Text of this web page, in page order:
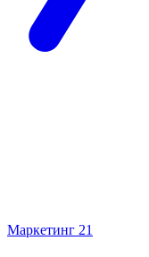
Маркетинг 21